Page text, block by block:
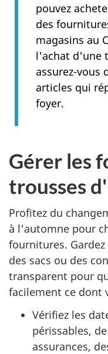
pouvez
des
magasins au
l'achat d'une
assurez-vous
articles qui
foyer.
Gérer les
trousses
Profitez du
à l'automne pour
fournitures.
des sacs ou des
transparent pour
facilement ce dont
Vérifiez les
périssables,
assurances,